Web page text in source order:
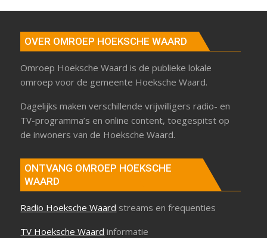
OVER OMROEP HOEKSCHE WAARD
Omroep Hoeksche Waard is de publieke lokale
omroep voor de gemeente Hoeksche Waard.
Dagelijks maken verschillende vrijwilligers radio- en
TV-programma’s en online content, toegespitst op
de inwoners van de Hoeksche Waard.
ONTVANG OMROEP HOEKSCHE
WAARD
Radio Hoeksche Waard streams en frequenties
TV Hoeksche Waard informatie